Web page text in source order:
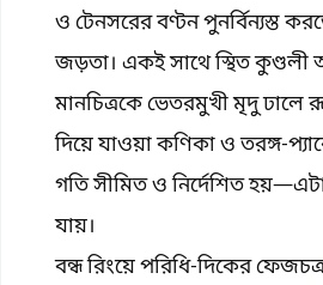
ও টেনসরের বণ্টন পুনর্বিন্যস্ত
জড়তা। একই সাথে স্থিত
মানচিত্রকে ভেতরমুখী মৃদু ঢালে
দিয়ে যাওয়া কণিকা ও তরঙ্গ-
গতি সীমিত ও নির্দেশিত
যায়।
বন্ধ রিংয়ে পরিধি-দিকের